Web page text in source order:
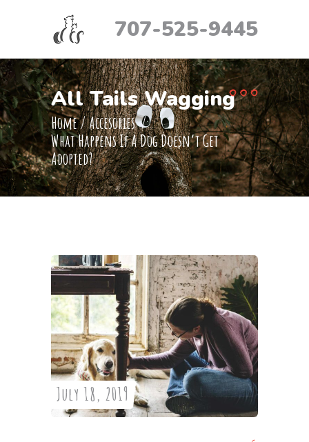
707-525-9445
All Tails Wagging
Home/Accesories/
What Happens If A Dog Doesn’t Get
Adopted?
July 18, 2019